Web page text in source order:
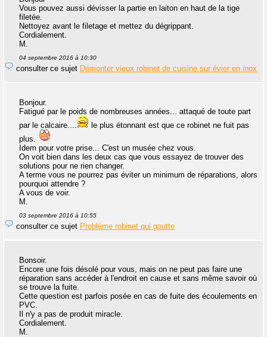
Vous pouvez aussi dévisser la partie en laiton en haut de la tige
filetée.
Nettoyez avant le filetage et mettez du dégrippant.
Cordialement.
M.
04 septembre 2016 à 10:30
consulter ce sujet Démonter vieux robinet de cuisine sur évier en inox
Bonjour.
Fatigué par le poids de nombreuses années... attaqué de toute part
par le calcaire....
le plus étonnant est que ce robinet ne fuit pas
plus.
Idem pour votre prise... C'est un musée chez vous.
On voit bien dans les deux cas que vous essayez de trouver des
solutions pour ne rien changer.
A terme vous ne pourrez pas éviter un minimum de réparations, alors
pourquoi attendre ?
A vous de voir.
M.
03 septembre 2016 à 10:55
consulter ce sujet Problème robinet qui goutte
Bonsoir.
Encore une fois désolé pour vous, mais on ne peut pas faire une
réparation sans accéder à l'endroit en cause et sans même savoir où
se trouve la fuite.
Cette question est parfois posée en cas de fuite des écoulements en
PVC.
Il n'y a pas de produit miracle.
Cordialement.
M.